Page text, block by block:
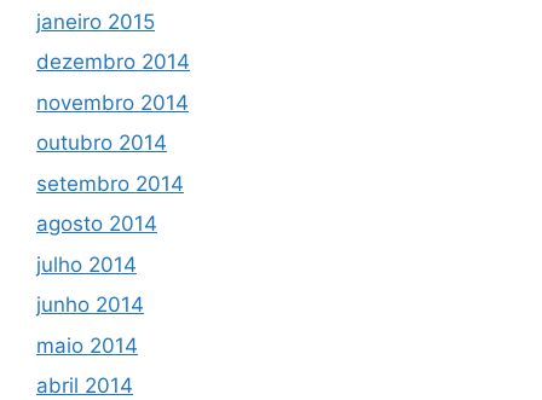
janeiro 2015
dezembro 2014
novembro 2014
outubro 2014
setembro 2014
agosto 2014
julho 2014
junho 2014
maio 2014
abril 2014